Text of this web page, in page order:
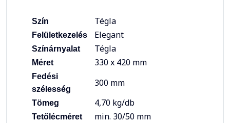
Szín Tégla
Felületkezelés Elegant
Színárnyalat Tégla
Méret 330 x 420 mm
Fedési
szélesség
300 mm
Tömeg 4,70 kg/db
Tetőlécméret min. 30/50 mm